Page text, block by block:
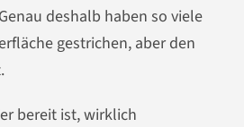
deshalb haben so viele
gestrichen, aber den
bereit ist, wirklich